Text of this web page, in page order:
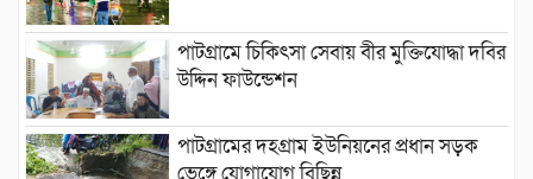
পাটগ্রামে চিকিৎসা সেবায় বীর মুক্তিযোদ্ধা দবির
উদ্দিন ফাউন্ডেশন
পাটগ্রামের দহগ্রাম ইউনিয়নের প্রধান সড়ক